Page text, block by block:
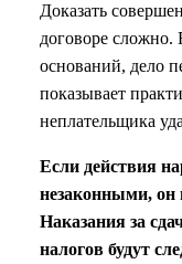
Доказать
договоре сложно.
оснований, дело
показывает
неплательщика
Если действия
незаконными, он
Наказания за
налогов будут